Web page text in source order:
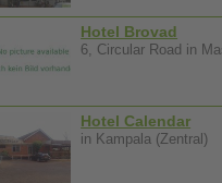
Hotel Brovad
6, Circular Road in
Hotel Calendar
in Kampala (Zentral)